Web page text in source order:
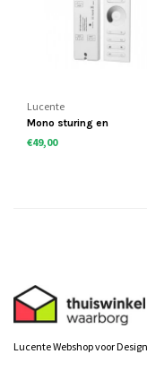
Lucente
Mono sturing en
afstandsbediening
€49,00
Lucente Webshop voor